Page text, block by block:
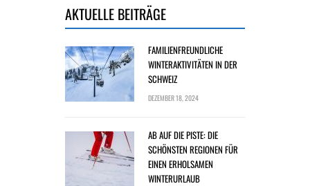
AKTUELLE BEITRÄGE
FAMILIENFREUNDLICHE
WINTERAKTIVITÄTEN IN DER
SCHWEIZ
DEZEMBER 18, 2024
AB AUF DIE PISTE: DIE
SCHÖNSTEN REGIONEN FÜR
EINEN ERHOLSAMEN
WINTERURLAUB